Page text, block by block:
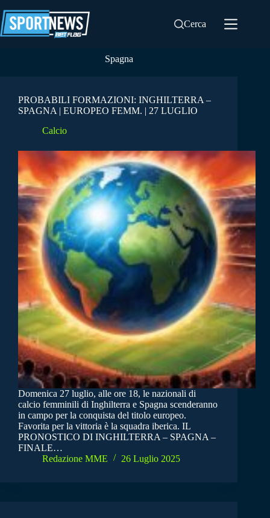
al
contenuto
Cerca
Spagna
PROBABILI FORMAZIONI: INGHILTERRA –
SPAGNA | EUROPEO FEMM. | 27 LUGLIO
Calcio
Domenica 27 luglio, alle ore 18, le nazionali di
calcio femminili di Inghilterra e Spagna scenderanno
in campo per la conquista del titolo europeo.
Favorita per la vittoria è la squadra iberica. IL
PRONOSTICO DI INGHILTERRA – SPAGNA –
FINALE…
Redazione MME
26 Luglio 2025